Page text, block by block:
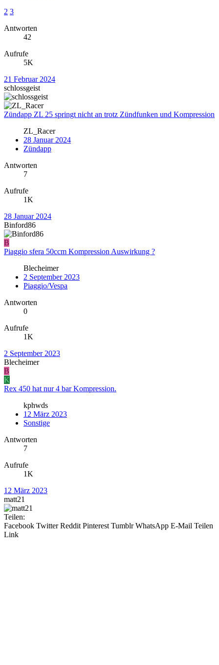
2 3
Antworten
42
Aufrufe
5K
21 Februar 2024
schlossgeist
Zündapp ZL 25 springt nicht an trotz Zündfunken und Kompression
ZL_Racer
28 Januar 2024
Zündapp
Antworten
7
Aufrufe
1K
28 Januar 2024
Binford86
B
Piaggio sfera 50ccm Kompression Auswirkung ?
Blecheimer
2 September 2023
Piaggio/Vespa
Antworten
0
Aufrufe
1K
2 September 2023
Blecheimer
B
K
Rex 450 hat nur 4 bar Kompression.
kphwds
12 März 2023
Sonstige
Antworten
7
Aufrufe
1K
12 März 2023
matt21
Teilen:
Facebook Twitter Reddit Pinterest Tumblr WhatsApp E-Mail Teilen
Link